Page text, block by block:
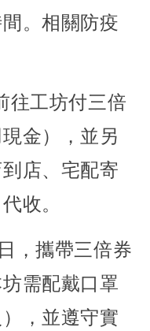
。相關防疫
往工坊付三倍
金），並另
店、宅配寄
收。
，攜帶三倍券
需配戴口罩
，並遵守實